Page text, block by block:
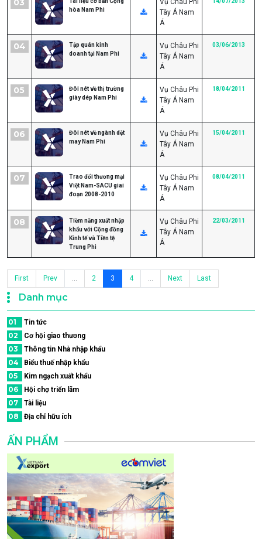
hòa Nam Phi
Tây Á Nam
Á
04
Tập quán kinh
doanh tại Nam Phi
Vụ Châu Phi
Tây Á Nam
Á
03/06/2013
05
Đôi nét về thị trường
giày dép Nam Phi
Vụ Châu Phi
Tây Á Nam
Á
18/04/2011
06
Đôi nét về ngành dệt
may Nam Phi
Vụ Châu Phi
Tây Á Nam
Á
15/04/2011
07
Trao đổi thương mại
Việt Nam-SACU giai
đoạn 2008-2010
Vụ Châu Phi
Tây Á Nam
Á
08/04/2011
08
Tiềm năng xuất nhập
khẩu với Cộng đồng
Kinh tế và Tiền tệ
Trung Phi
Vụ Châu Phi
Tây Á Nam
Á
22/03/2011
First Prev 2 3 4 Next Last
Danh mục
01 Tin tức
02 Cơ hội giao thương
03 Thông tin Nhà nhập khẩu
04 Biểu thuế nhập khẩu
05 Kim ngạch xuất khẩu
06 Hội chợ triển lãm
07 Tài liệu
08 Địa chỉ hữu ích
ẤN PHẨM